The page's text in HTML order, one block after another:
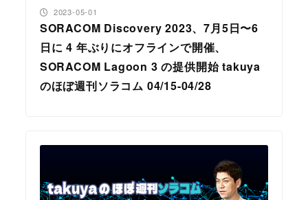
SORACOM Discovery 2023、7月5日〜6
日に 4 年ぶりにオフラインで開催、
SORACOM Lagoon 3 の提供開始 takuya
のほぼ週刊ソラコム 04/15-04/28
投稿日
2023-05-01